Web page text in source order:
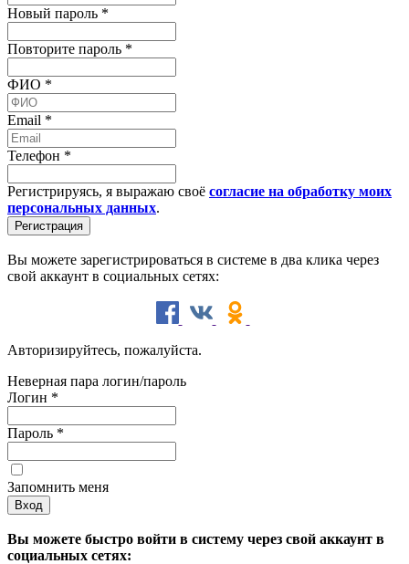
Новый пароль *
Повторите пароль *
ФИО *
Email *
Телефон *
Регистрируясь, я выражаю своё согласие на обработку моих
персональных данных.
Вы можете зарегистрироваться в системе в два клика через
свой аккаунт в социальных сетях:
Авторизируйтесь, пожалуйста.
Неверная пара логин/пароль
Логин *
Пароль *
Запомнить меня
Вы можете быстро войти в систему через свой аккаунт в
социальных сетях: